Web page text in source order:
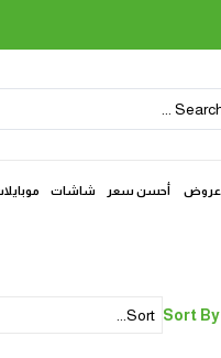
عروض أحسن سعر شاشات
Sort By